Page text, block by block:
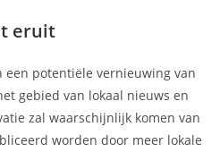
eruit
een potentiële vernieuwing van
gebied van lokaal nieuws en
zal waarschijnlijk komen van
worden door meer lokale